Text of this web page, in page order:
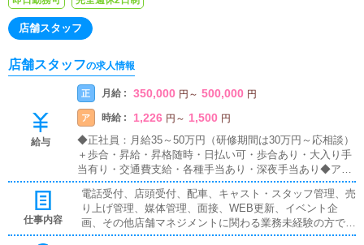
店舗スタッフ
店舗スタッフの求人情報
給与
正 月給 : 350,000 円 ～ 500,000 円
ア 時給 : 1,226 円 ～ 1,500 円
◆正社員：月給35～50万円（研修期間は30万円～応相談）
＋歩合・昇給・昇格随時・日払い可・歩合あり・大入り手
当有り・交通費支給・各種手当あり・深夜手当あり◆アル
バイト：時給1,226～1,500円※22時以降 深夜手当あり・
昇給・昇格随時・日払い可・大入り手当有り・交通費支
給・正社員登用あり・各種手当あり★同時募集中★【送迎
ドライバー】《給与/報酬》1,226円～車の持ち込み無しで
仕事内容
電話受付、店頭受付、配車、キャスト・スタッフ管理、売
り上げ管理、媒体管理、面接、WEB更新、イベント企
画、その他店舗マネジメントに関わる業務未経験の方でも
しっかり働けるように優しく丁寧にサポートしますので安